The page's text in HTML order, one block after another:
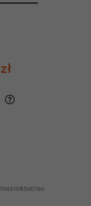
zł
7640108560766